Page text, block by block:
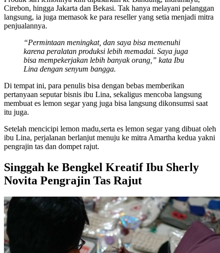
Cirebon, hingga Jakarta dan Bekasi. Tak hanya melayani pelanggan
langsung, ia juga memasok ke para reseller yang setia menjadi mitra
penjualannya.
“Permintaan meningkat, dan saya bisa memenuhi
karena peralatan produksi lebih memadai. Saya juga
bisa mempekerjakan lebih banyak orang,” kata Ibu
Lina dengan senyum bangga.
Di tempat ini, para penulis bisa dengan bebas memberikan
pertanyaan seputar bisnis ibu Lina, sekaligus mencoba langsung
membuat es lemon segar yang juga bisa langsung dikonsumsi saat
itu juga.
Setelah mencicipi lemon madu,serta es lemon segar yang dibuat oleh
ibu Lina, perjalanan berlanjut menuju ke mitra Amartha kedua yakni
pengrajin tas dan dompet rajut.
Singgah ke Bengkel Kreatif Ibu Sherly
Novita Pengrajin Tas Rajut